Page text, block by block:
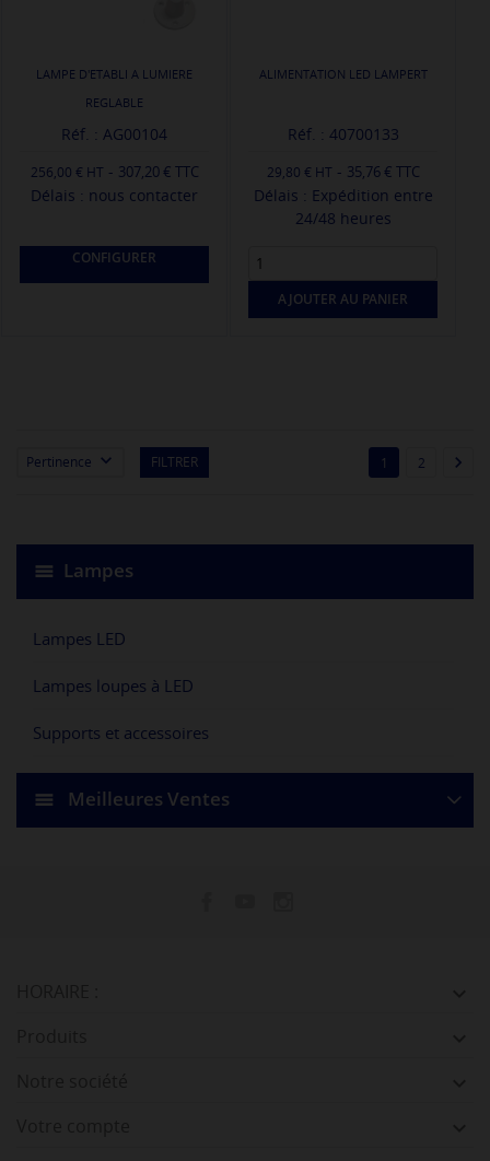
Lampes
Lampes LED
Lampes loupes à LED
Supports et accessoires
Meilleures Ventes
LAMPE D'ETABLI A LUMIERE
REGLABLE
Réf. : AG00104
256,00 € - 307,20 € TTC
Délais : nous contacter
CONFIGURER
ALIMENTATION LED LAMPERT
Réf. : 40700133
29,80 € - 35,76 € TTC
Délais : Expédition entre
24/48 heures
AJOUTER AU PANIER
Pertinence  FILTRER 1 2 